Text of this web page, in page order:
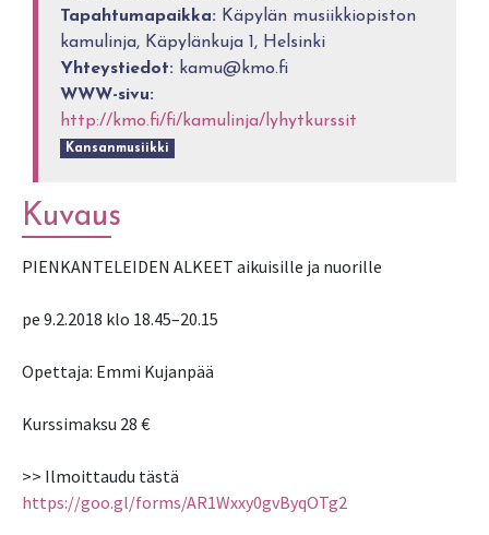
Tapahtumapaikka: Käpylän musiikkiopiston
kamulinja, Käpylänkuja 1, Helsinki
Yhteystiedot: kamu@kmo.fi
WWW-sivu:
http://kmo.fi/fi/kamulinja/lyhytkurssit
Kansanmusiikki
Kuvaus
PIENKANTELEIDEN ALKEET aikuisille ja nuorille
pe 9.2.2018 klo 18.45–20.15
Opettaja: Emmi Kujanpää
Kurssimaksu 28 €
>> Ilmoittaudu tästä
https://goo.gl/forms/AR1Wxxy0gvByqOTg2